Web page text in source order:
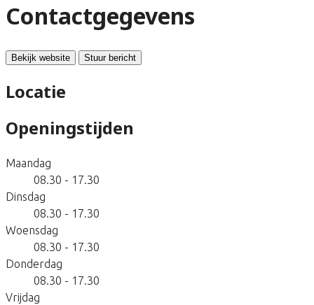
Contactgegevens
Bekijk website Stuur bericht
Locatie
Openingstijden
Maandag
08.30 - 17.30
Dinsdag
08.30 - 17.30
Woensdag
08.30 - 17.30
Donderdag
08.30 - 17.30
Vrijdag